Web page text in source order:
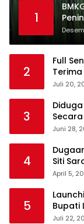
1
2
Full
Terima
Juli 20,
3
Bawah
Juni 28,
4
Siti
April 5,
5
Bupati
Juli 22,